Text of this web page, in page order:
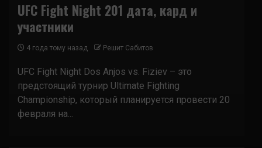
UFC Fight Night 201 дата, кард и
участники
4 года тому назад Решит Сабитов
UFC Fight Night Dos Anjos vs. Fiziev – это
предстоящий турнир Ultimate Fighting
Championship, который планируется провести 20
февраля на...